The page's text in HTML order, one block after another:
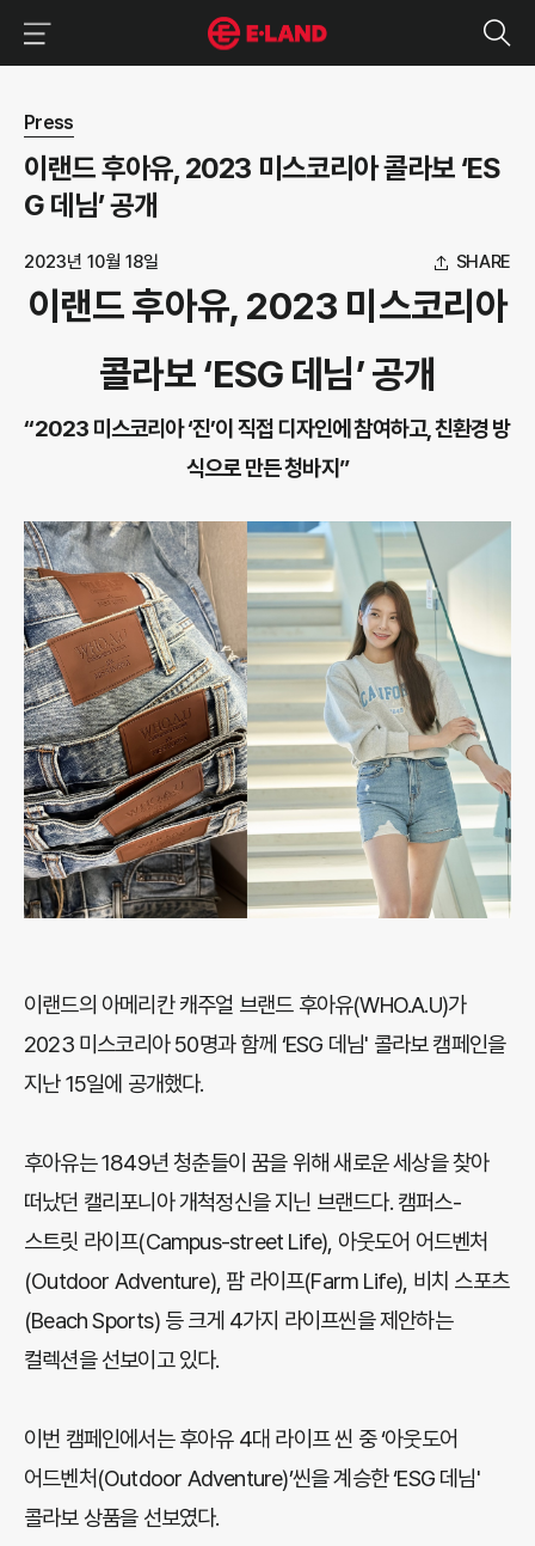
뉴스 상세보기
Press
이랜드 후아유, 2023 미스코리아 콜라보 ‘ES
G 데님’ 공개
2023년 10월 18일 SHARE
이랜드 후아유, 2023 미스코리아
콜라보 ‘ESG 데님’ 공개
“2023 미스코리아 ‘진’이 직접 디자인에 참여하고, 친환경 방
식으로 만든 청바지”
이랜드의 아메리칸 캐주얼 브랜드 후아유(WHO.A.U)가
2023 미스코리아 50명과 함께 ‘ESG 데님' 콜라보 캠페인을
지난 15일에 공개했다.
후아유는 1849년 청춘들이 꿈을 위해 새로운 세상을 찾아
떠났던 캘리포니아 개척정신을 지닌 브랜드다. 캠퍼스-
스트릿 라이프(Campus-street Life), 아웃도어 어드벤처
(Outdoor Adventure), 팜 라이프(Farm Life), 비치 스포츠
(Beach Sports) 등 크게 4가지 라이프씬을 제안하는
컬렉션을 선보이고 있다.
이번 캠페인에서는 후아유 4대 라이프 씬 중 ‘아웃도어
어드벤처(Outdoor Adventure)’씬을 계승한 ‘ESG 데님'
콜라보 상품을 선보였다.